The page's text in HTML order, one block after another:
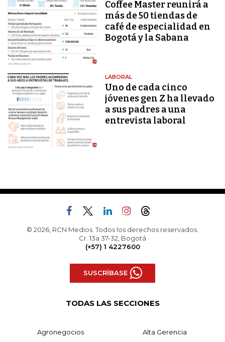
Coffee Master reunirá a
más de 50 tiendas de
café de especialidad en
Bogotá y la Sabana
LABORAL
Uno de cada cinco
jóvenes gen Z ha llevado
a sus padres a una
entrevista laboral
© 2026, RCN Medios. Todos los derechos reservados.
Cr. 13a 37-32, Bogotá
(+57) 1 4227600
SUSCRÍBASE
TODAS LAS SECCIONES
Agronegocios Alta Gerencia